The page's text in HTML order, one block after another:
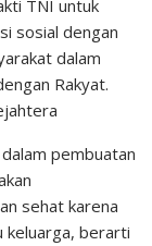
TNI untuk
sosial dengan
dalam
Rakyat.
pembuatan
sehat karena
keluarga, berarti